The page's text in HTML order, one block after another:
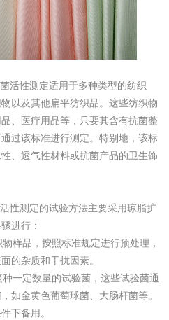
活性测定适用于多种类型的纺织
以及其他扁平纺织品。这些纺织物
、医疗用品等，只要其含有抗菌整
过该标准进行测定。特别地，该标
、透气性材料或抗菌产品的卫生饰
性测定的试验方法主要采用琼脂扩
进行：
样品，按照标准规定进行预处理，
的杂质和干扰因素。
一定数量的试验菌，这些试验菌通
如金黄色葡萄球菌、大肠杆菌等。
下备用。
刺激试验 化妆品皮肤刺激试
验
经口毒
化妆品皮肤变态反
反应试
检测
检测 蚊香液检测
检测 日化产品毒理检测
检测